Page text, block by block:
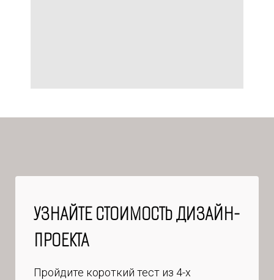
УЗНАЙТЕ СТОИМОСТЬ ДИЗАЙН-
ПРОЕКТА
Пройдите короткий тест из 4-х